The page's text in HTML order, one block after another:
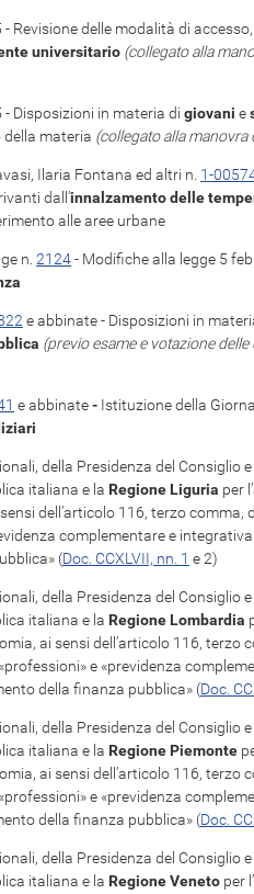
Revisione delle modalità di
universitario (collegato alla
- Disposizioni in materia di giovani e
della materia (collegato alla
Ilaria Fontana ed altri n. 1-
dall'innalzamento delle
alle aree urbane
n. 2124 - Modifiche alla legge 5
e abbinate - Disposizioni in
(previo esame e votazione
​ e abbinate- Istituzione della
della Presidenza del Consiglio
italiana e la Regione Liguria per
dell’articolo 116, terzo comma,
complementare e
(Doc. CCXLVII, nn. 1 e 2)
della Presidenza del Consiglio
italiana e la Regione Lombardia
ai sensi dell’articolo 116, terzo
e «previdenza
della finanza pubblica» (Doc.
della Presidenza del Consiglio
italiana e la Regione Piemonte
ai sensi dell’articolo 116, terzo
e «previdenza
della finanza pubblica» (Doc.
della Presidenza del Consiglio
italiana e la Regione Veneto per